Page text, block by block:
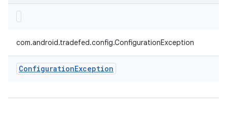
com.android.tradefed.config.ConfigurationException
ConfigurationException